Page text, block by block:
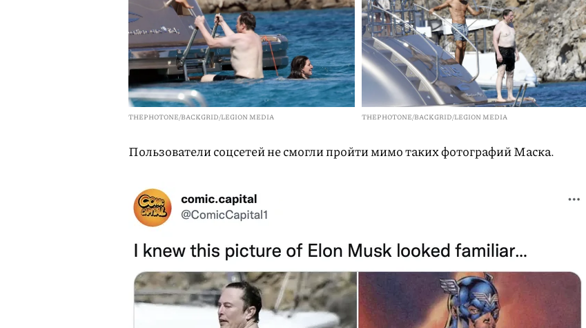
THEPHOTONE/BACKGRID/LEGION MEDIA THEPHOTONE/BACKGRID/LEGION MEDIA
Пользователи соцсетей не смогли пройти мимо таких фотографий Маска.